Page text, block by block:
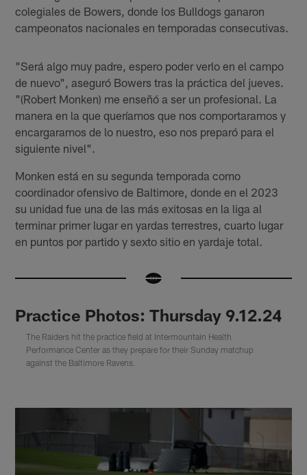
colegiales de Bowers, donde los Bulldogs ganaron
campeonatos nacionales en temporadas consecutivas.
"Será algo muy padre, espero poder verlo en el campo
de nuevo", aseguró Bowers tras la práctica del jueves.
"(Robert Monken) me enseñó a ser un profesional. La
manera en la que queríamos que nos comportaramos y
encargaramos de lo nuestro, eso nos preparó para el
siguiente nivel".
Monken está en su segunda temporada como
coordinador ofensivo de Baltimore, donde en el 2023
su unidad fue una de las más exitosas en la liga al
terminar primer lugar en yardas terrestres, cuarto lugar
en puntos por partido y sexto sitio en yardaje total.
Practice Photos: Thursday 9.12.24
The Raiders hit the practice field at Intermountain Health
Performance Center as they prepare for their Sunday matchup
against the Baltimore Ravens.